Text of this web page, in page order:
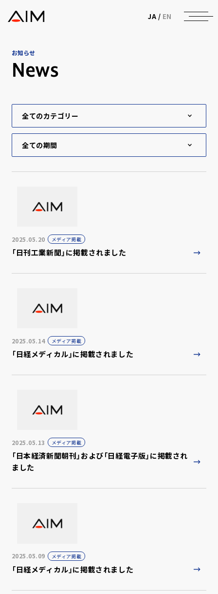
株式会社AIメディカルサービス
JA / EN
お知らせ
News
2025.05.20 メディア掲載
「日刊工業新聞」に掲載されました
2025.05.14 メディア掲載
「日経メディカル」に掲載されました
2025.05.13 メディア掲載
「日本経済新聞朝刊」および「日経電子版」に掲載され
ました
2025.05.09 メディア掲載
「日経メディカル」に掲載されました